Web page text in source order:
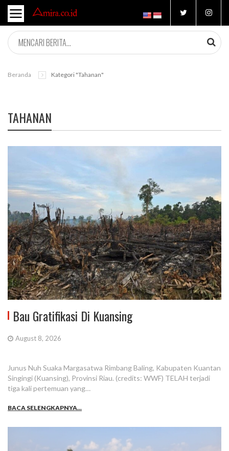
Beranda Kategori "tahanan"
TAHANAN
Bau Gratifikasi Di Kuansing
August 8, 2026
Junus Nuh Suaka Margasatwa Rimbang Baling, Kabupaten Kuantan
Singingi (Kuansing), Provinsi Riau. (credits: WWF) TELAH terjadi
tiga kali pertemuan yang…
BACA SELENGKAPNYA...